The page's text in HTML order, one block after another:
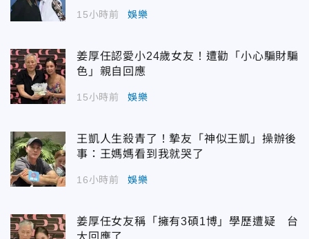
15小時前 娛樂
姜厚任認愛小24歲女友！遭勸「小心騙財騙
色」親自回應
15小時前 娛樂
王凱人生殺青了！摯友「神似王凱」操辦後
事：王媽媽看到我就哭了
16小時前 娛樂
姜厚任女友稱「擁有3碩1博」學歷遭疑 台
大回應了